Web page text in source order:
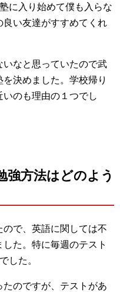
に入り始めて僕も入らな
い友達がすすめてくれ
なと思っていたので武
決めました。学校帰り
のも理由の１つでし
強方法はどのよう
で、英語に関しては不
た。特に毎週のテスト
した。
のですが、テストがあ